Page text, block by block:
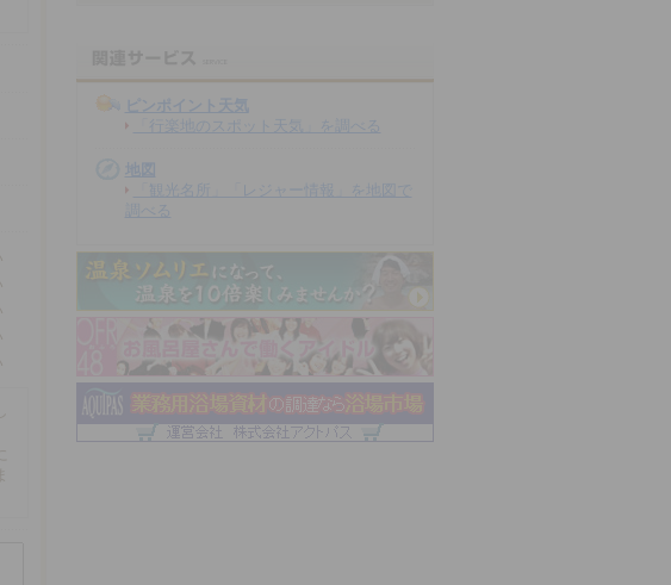
ピンポイント天気
「行楽地のスポット天気」を調べる
地図
「観光名所」「レジャー情報」を地図で
調べる